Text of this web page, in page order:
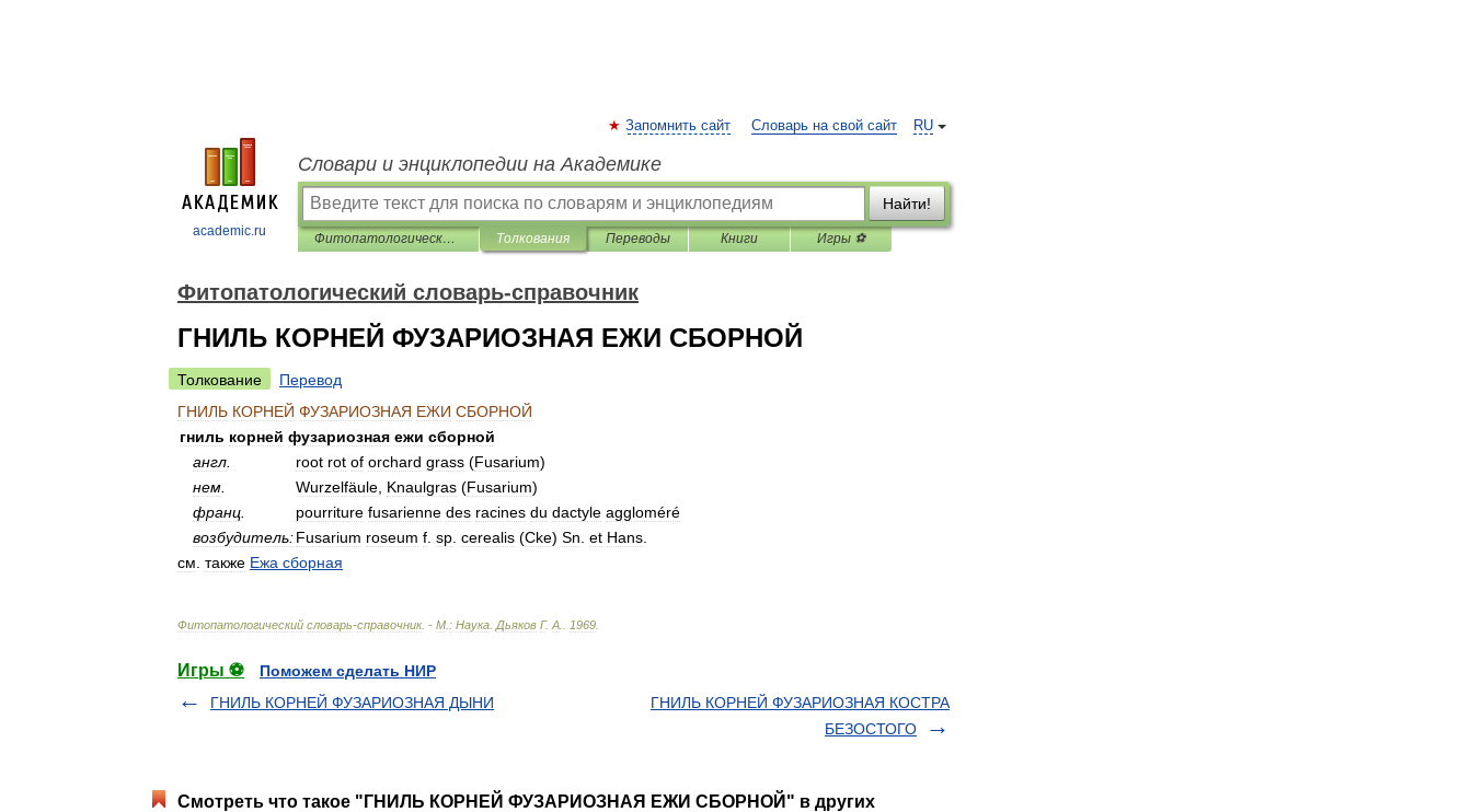
academic.ru
RU
Запомнить сайт Словарь на свой сайт
Словари и энциклопедии на Академике
Найти!
Фитопатологический словарь-справочник Толкования Переводы Книги Игры ⚽
Фитопатологический словарь-справочник
ГНИЛЬ КОРНЕЙ ФУЗАРИОЗНАЯ ЕЖИ СБОРНОЙ
Толкование
Перевод
ГНИЛЬ КОРНЕЙ ФУЗАРИОЗНАЯ ЕЖИ СБОРНОЙ
гниль корней фузариозная ежи сборной
англ
root rot of orchard grass (Fusarium)
нем
Wurzelfäule Knaulgras (Fusarium)
франц
pourriture fusarienne des racines du dactyle aggloméré
возбудитель:Fusarium roseum f sp cerealis (Cke) Sn et Hans
см также Ежа сборная
Фитопатологический словарь-справочник. - М : Наука Дьяков Г. А 1969
Игры ⚽
Поможем сделать НИР
ГНИЛЬ КОРНЕЙ ФУЗАРИОЗНАЯ ДЫНИ
ГНИЛЬ КОРНЕЙ ФУЗАРИОЗНАЯ КОСТРА
БЕЗОСТОГО
Смотреть что такое "ГНИЛЬ КОРНЕЙ ФУЗАРИОЗНАЯ ЕЖИ СБОРНОЙ" в других